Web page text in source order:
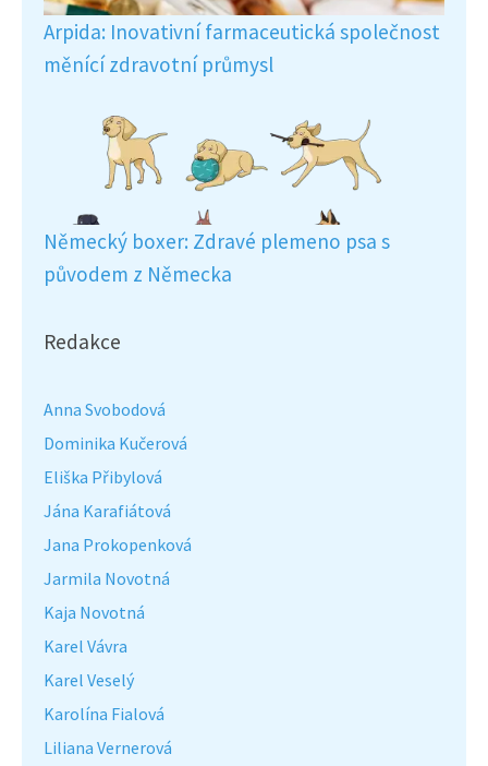
Arpida: Inovativní farmaceutická společnost
měnící zdravotní průmysl
Německý boxer: Zdravé plemeno psa s
původem z Německa
Redakce
Anna Svobodová
Dominika Kučerová
Eliška Přibylová
Jána Karafiátová
Jana Prokopenková
Jarmila Novotná
Kaja Novotná
Karel Vávra
Karel Veselý
Karolína Fialová
Liliana Vernerová